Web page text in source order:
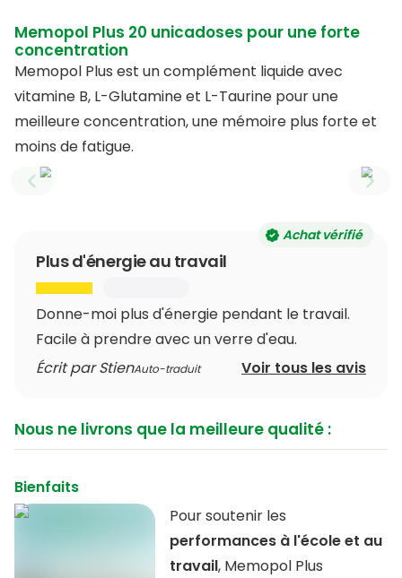
Memopol Plus 20 unicadoses pour une forte
concentration
Memopol Plus est un complément liquide avec
vitamine B, L-Glutamine et L-Taurine pour une
meilleure concentration, une mémoire plus forte et
moins de fatigue.
Previous slide
Achat vérifié
Plus d'énergie au travail
Donne-moi plus d'énergie pendant le travail.
Facile à prendre avec un verre d'eau.
Écrit par StienAuto-traduit Voir tous les avis
Nous ne livrons que la meilleure qualité :
Bienfaits
Pour soutenir les
performances à l'école et au
travail, Memopol Plus